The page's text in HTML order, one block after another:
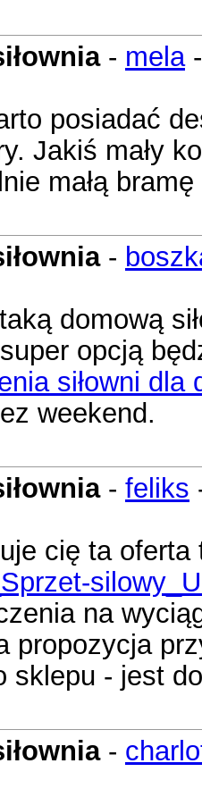
- mela
posiadać
Jakiś mały
małą
-
domową
opcją
siłowni dla
weekend.
- feliks
cię ta
na
propozycja
sklepu - jest
-